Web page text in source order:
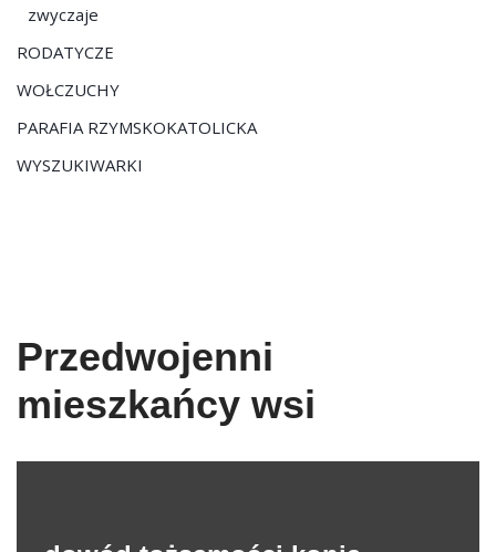
zwyczaje
RODATYCZE
WOŁCZUCHY
PARAFIA RZYMSKOKATOLICKA
WYSZUKIWARKI
Przedwojenni
mieszkańcy wsi